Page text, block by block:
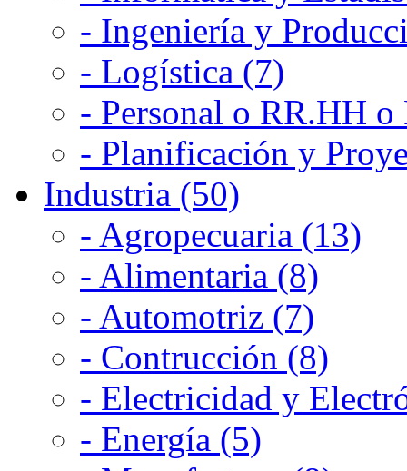
- Ingeniería y
- Logística (7)
- Personal o RR.HH
- Planificación y
Industria (50)
- Agropecuaria (13)
- Alimentaria (8)
- Automotriz (7)
- Contrucción (8)
- Electricidad y
- Energía (5)